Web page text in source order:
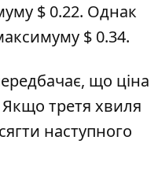
$ 0.22. Однак
$ 0.34.
що ціна
Якщо третя хвиля
наступного